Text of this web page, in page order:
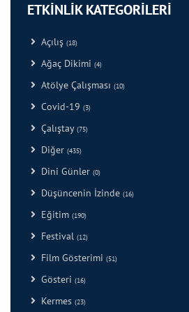
ETKİNLİK KATEGORİLERİ
Açılış (18)
Ağaç Dikimi (4)
Atölye Çalışması (10)
Covid-19 (3)
Çalıştay (75)
Diğer (435)
Dini Günler (0)
Düşüncenin İzinde (16)
Eğitim (190)
Festival (12)
Film Gösterimi (51)
Gösteri (16)
Kermes (23)